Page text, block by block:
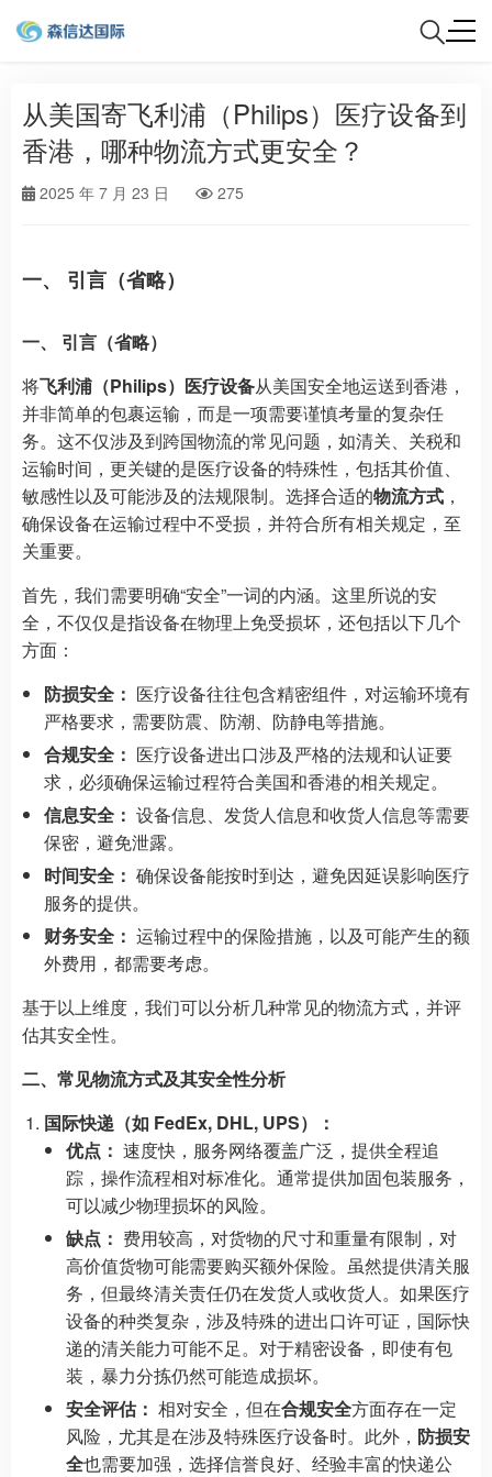
从美国寄飞利浦（Philips）医疗设备到
香港，哪种物流方式更安全？
2025 年 7 月 23 日 275
一、 引言（省略）
一、 引言（省略）
将飞利浦（Philips）医疗设备从美国安全地运送到香港，
并非简单的包裹运输，而是一项需要谨慎考量的复杂任
务。这不仅涉及到跨国物流的常见问题，如清关、关税和
运输时间，更关键的是医疗设备的特殊性，包括其价值、
敏感性以及可能涉及的法规限制。选择合适的物流方式 ，
确保设备在运输过程中不受损，并符合所有相关规定，至
关重要。
首先，我们需要明确“安全”一词的内涵。这里所说的安
全，不仅仅是指设备在物理上免受损坏，还包括以下几个
方面：
防损安全： 医疗设备往往包含精密组件，对运输环境有
严格要求，需要防震、防潮、防静电等措施。
合规安全： 医疗设备进出口涉及严格的法规和认证要
求，必须确保运输过程符合美国和香港的相关规定。
信息安全： 设备信息、发货人信息和收货人信息等需要
保密，避免泄露。
时间安全： 确保设备能按时到达，避免因延误影响医疗
服务的提供。
财务安全： 运输过程中的保险措施，以及可能产生的额
外费用，都需要考虑。
基于以上维度，我们可以分析几种常见的物流方式，并评
估其安全性。
二、常见物流方式及其安全性分析
国际快递（如 FedEx, DHL, UPS）：
优点： 速度快，服务网络覆盖广泛，提供全程追
踪，操作流程相对标准化。通常提供加固包装服务，
可以减少物理损坏的风险。
缺点： 费用较高，对货物的尺寸和重量有限制，对
高价值货物可能需要购买额外保险。虽然提供清关服
务，但最终清关责任仍在发货人或收货人。如果医疗
设备的种类复杂，涉及特殊的进出口许可证，国际快
递的清关能力可能不足。对于精密设备，即使有包
装，暴力分拣仍然可能造成损坏。
安全评估： 相对安全，但在合规安全方面存在一定
风险，尤其是在涉及特殊医疗设备时。此外， 防损安
全也需要加强，选择信誉良好、经验丰富的快递公